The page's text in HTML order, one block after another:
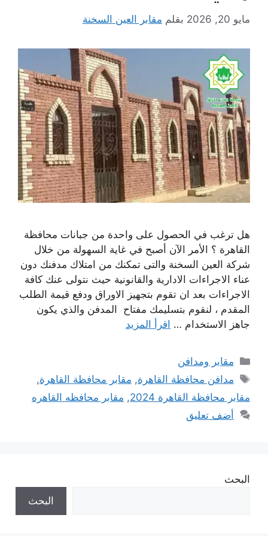
مايو 20, 2026 بقلم مقابر العين السخنة
هل ترغب في الحصول على واحدة من جبانات محافظة
القاهرة ؟ الأمر الآن أصبح في غاية السهولة من خلال
شركة العين السخنة والتى تمكنك من امتلاك مدفنك دون
عناء الاجراءات الادارية والقانونية حيث نتولى عنك كافة
الاجراءات بعد ان تقوم بتجهيز الاوراق ودفع قيمة الطلب
المقدم ، لنقوم بتسليمك مفتاح المدفن والذي يكون
جاهز الاستخدام … اقرأ المزيد
التصنيفات
مقابر ومدافن
الوسوم
مدافن محافظة القاهرة, مقابر محافظة القاهرة,
مقابر محافظة القاهرة 2024
, مقابر محافظه القاهره
أضف تعليق
البحث
البحث